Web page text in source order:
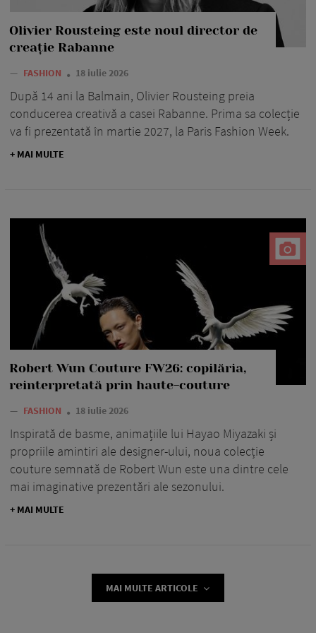
Olivier Rousteing este noul director de
creație Rabanne
— FASHION 18 iulie 2026
După 14 ani la Balmain, Olivier Rousteing preia
conducerea creativă a casei Rabanne. Prima sa colecție
va fi prezentată în martie 2027, la Paris Fashion Week.
+ MAI MULTE
Robert Wun Couture FW26: copilăria,
reinterpretată prin haute-couture
— FASHION 18 iulie 2026
Inspirată de basme, animațiile lui Hayao Miyazaki și
propriile amintiri ale designer-ului, noua colecție
couture semnată de Robert Wun este una dintre cele
mai imaginative prezentări ale sezonului.
+ MAI MULTE
MAI MULTE ARTICOLE